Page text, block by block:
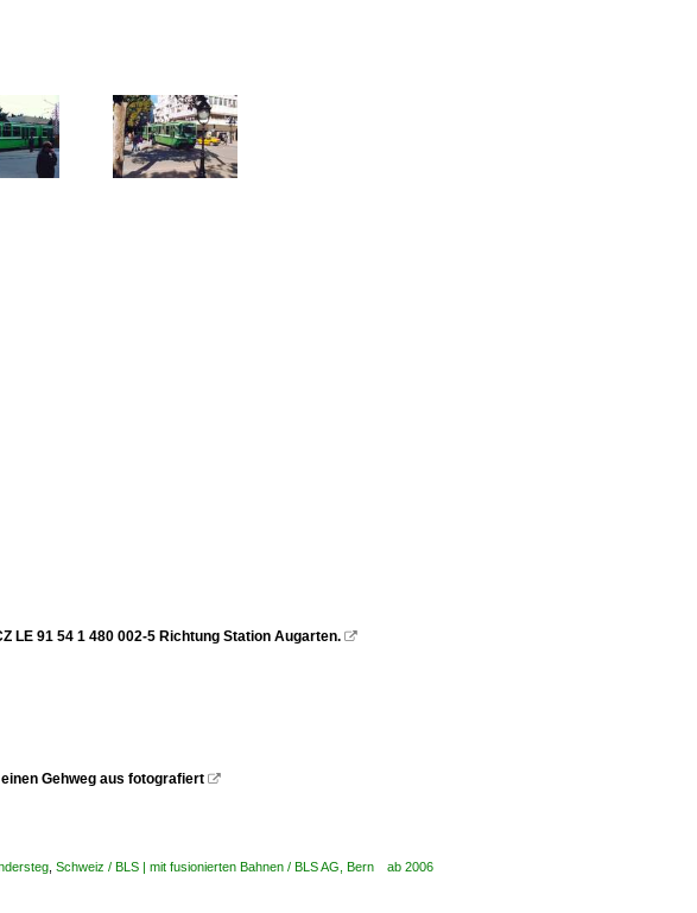
LE 91 54 1 480 002-5 Richtung Station Augarten. 
Gehweg aus fotografiert 
Schweiz / BLS | mit fusionierten Bahnen / BLS AG, Bern ab 2006